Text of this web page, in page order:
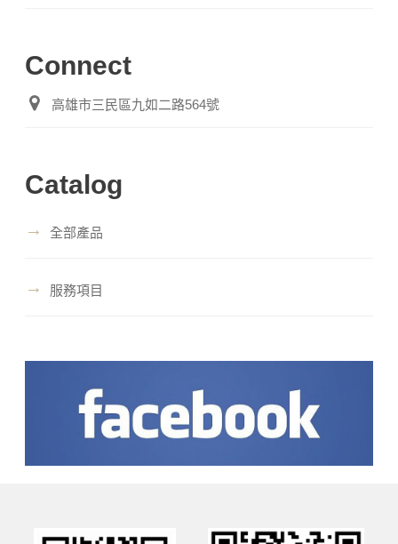
Connect
高雄市三民區九如二路564號
Catalog
→ 全部產品
→ 服務項目